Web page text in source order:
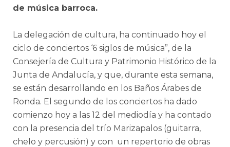
de música barroca.
La delegación de cultura, ha continuado hoy el
ciclo de conciertos ‘6 siglos de música”, de la
Consejería de Cultura y Patrimonio Histórico de la
Junta de Andalucía, y que, durante esta semana,
se están desarrollando en los Baños Árabes de
Ronda. El segundo de los conciertos ha dado
comienzo hoy a las 12 del mediodía y ha contado
con la presencia del trío Marizapalos (guitarra,
chelo y percusión) y con un repertorio de obras